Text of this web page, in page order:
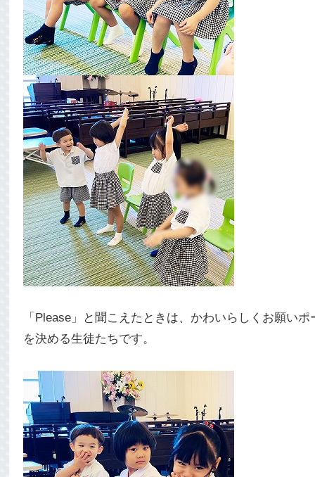
「Please」と聞こえたときは、かわいらしくお願いポ
を決める生徒たちです。